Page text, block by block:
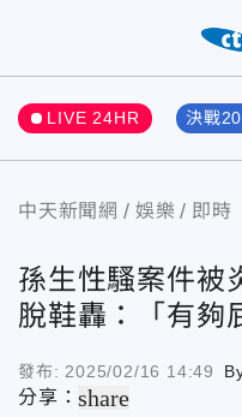
LIVE 24HR 決戰
中天新聞網 娛樂 即時
孫生性騷案件
脫鞋轟：「有夠
發布: 2025/02/16 14:49
分享：share